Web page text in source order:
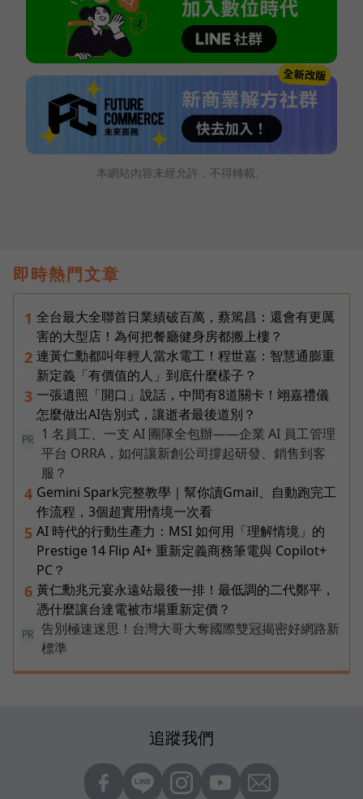
本網站內容未經允許，不得轉載。
即時熱門文章
1 全台最大全聯首日業績破百萬，蔡篤昌：還會有更厲
害的大型店！為何把餐廳健身房都搬上樓？
2 連黃仁勳都叫年輕人當水電工！程世嘉：智慧通膨重
新定義「有價值的人」到底什麼樣子？
3 一張遺照「開口」說話，中間有8道關卡！翊嘉禮儀
怎麼做出AI告別式，讓逝者最後道別？
PR
1 名員工、一支 AI 團隊全包辦——企業 AI 員工管理
平台 ORRA，如何讓新創公司撐起研發、銷售到客
服？
4 Gemini Spark完整教學｜幫你讀Gmail、自動跑完工
作流程，3個超實用情境一次看
5 AI 時代的行動生產力：MSI 如何用「理解情境」的
Prestige 14 Flip AI+ 重新定義商務筆電與 Copilot+
PC？
6 黃仁勳兆元宴永遠站最後一排！最低調的二代鄭平，
憑什麼讓台達電被市場重新定價？
PR
告別極速迷思！台灣大哥大奪國際雙冠揭密好網路新
標準
追蹤我們